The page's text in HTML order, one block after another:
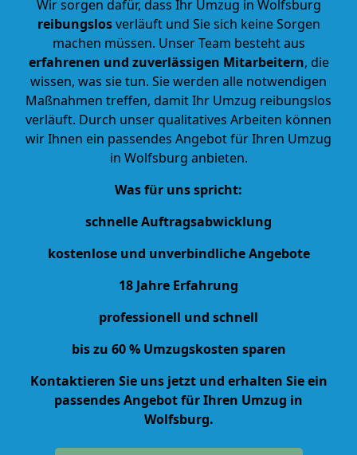
Wir sorgen dafür, dass Ihr Umzug in Wolfsburg
reibungslosverläuft und Sie sich keine Sorgen
machen müssen. Unser Team besteht aus
erfahrenen und zuverlässigen Mitarbeitern, die
wissen, was sie tun. Sie werden alle notwendigen
Maßnahmen treffen, damit Ihr Umzug reibungslos
verläuft. Durch unser qualitatives Arbeiten können
wir Ihnen ein passendes Angebot für Ihren Umzug
in Wolfsburg anbieten.
Was für uns spricht:
schnelle Auftragsabwicklung
kostenlose und unverbindliche Angebote
18 Jahre Erfahrung
professionell und schnell
bis zu 60 % Umzugskosten sparen
Kontaktieren Sie uns jetzt und erhalten Sie ein
passendes Angebot für Ihren Umzug in
Wolfsburg.